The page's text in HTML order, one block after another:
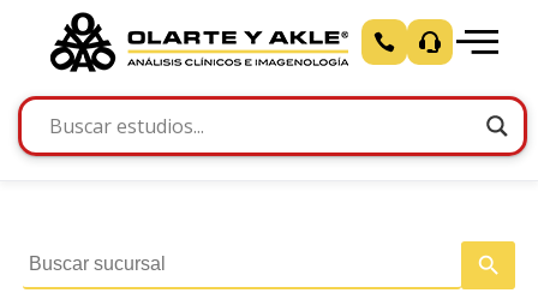
search